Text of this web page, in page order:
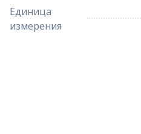
Единица
измерения